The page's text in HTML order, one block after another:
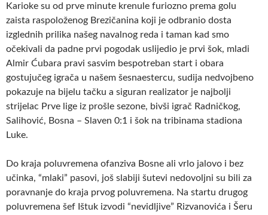
Karioke su od prve minute krenule furiozno prema golu
zaista raspoloženog Brezičanina koji je odbranio dosta
izglednih prilika našeg navalnog reda i taman kad smo
očekivali da padne prvi pogodak uslijedio je prvi šok, mladi
Almir Ćubara pravi sasvim bespotreban start i obara
gostujučeg igrača u našem šesnaestercu, sudija nedvojbeno
pokazuje na bijelu tačku a siguran realizator je najbolji
strijelac Prve lige iz prošle sezone, bivši igrač Radničkog,
Salihović, Bosna – Slaven 0:1 i šok na tribinama stadiona
Luke.
Do kraja poluvremena ofanziva Bosne ali vrlo jalovo i bez
učinka, “mlaki” pasovi, još slabiji šutevi nedovoljni su bili za
poravnanje do kraja prvog poluvremena. Na startu drugog
poluvremena šef Ištuk izvodi “nevidljive” Rizvanovića i Šeru